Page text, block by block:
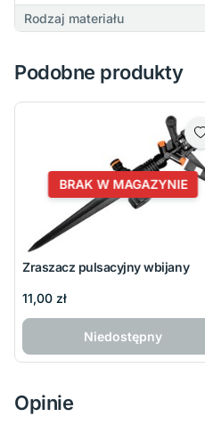
Rodzaj materiału
Podobne produkty
BRAK W MAGAZYNIE
Zraszacz pulsacyjny wbijany
11,00 zł
Niedostępny
Opinie